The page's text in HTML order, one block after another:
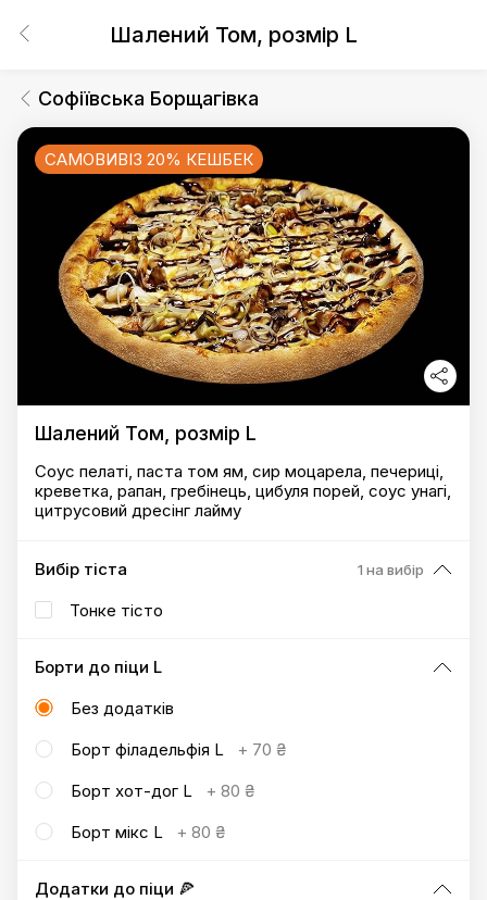
Шалений Том, розмір L
Софіївська Борщагівка
САМОВИВІЗ 20% КЕШБЕК
Шалений Том, розмір L
Соус пелаті, паста том ям, сир моцарела, печериці,
креветка, рапан, гребінець, цибуля порей, соус унагі,
цитрусовий дресінг лайму
Вибір тіста 1 на вибір
Тонке тісто
Борти до піци L
Без додатків
Борт філадельфія L
+ 70 ₴
Борт хот-дог L
+ 80 ₴
Борт мікс L
+ 80 ₴
Додатки до піци 🍕